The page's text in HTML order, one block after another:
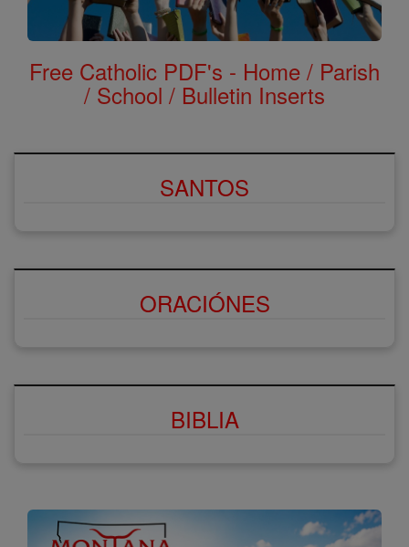
Free Catholic PDF's - Home / Parish
/ School / Bulletin Inserts
SANTOS
ORACIÓNES
BIBLIA